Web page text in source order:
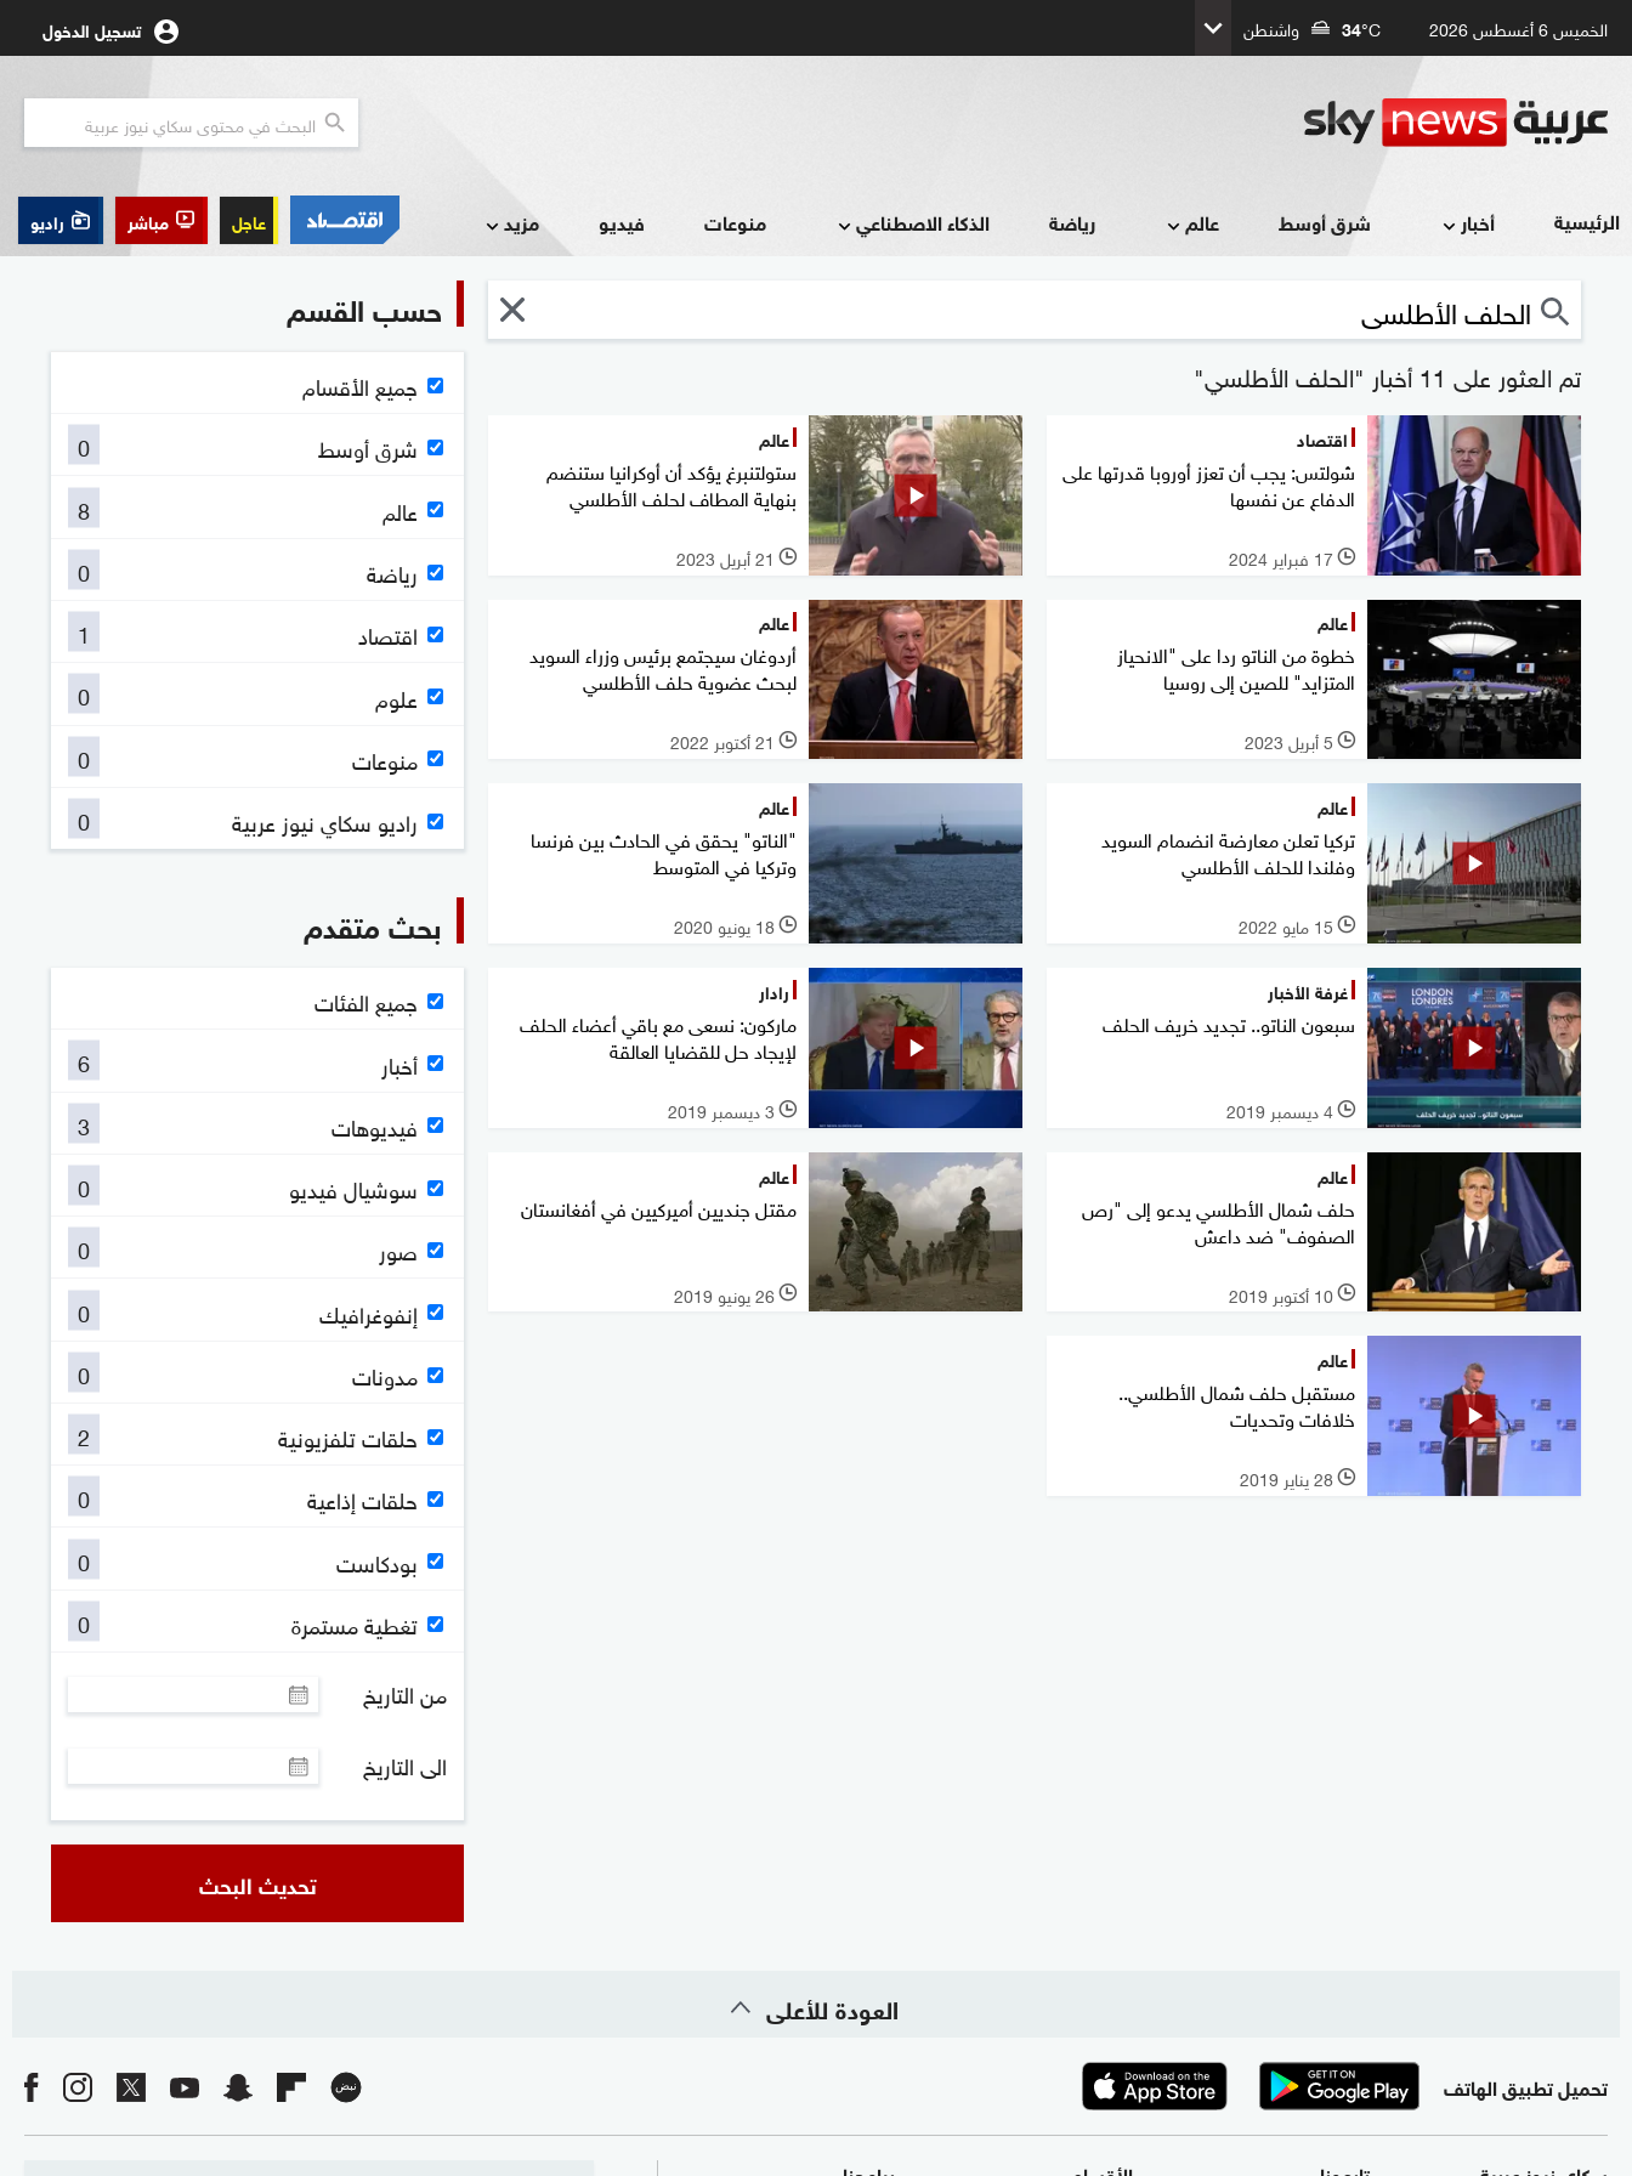
الخميس 6 أغسطس 2026 34°C واشنطن تسجيل الدخول
الرئيسية أخبار شرق أوسط عالم رياضة الذكاء الاصطناعي منوعات فيديو مزيد عاجل مباشر راديو
تم العثور على 11 أخبار "الحلف الأطلسي"
اقتصاد
شولتس: يجب أن تعزز أوروبا قدرتها على
الدفاع عن نفسها
l 17 فبراير 2024
عالم
ستولتنبرغ يؤكد أن أوكرانيا ستنضم
بنهاية المطاف لحلف الأطلسي
l 21 أبريل 2023
عالم
خطوة من الناتو ردا على "الانحياز
المتزايد" للصين إلى روسيا
l 5 أبريل 2023
عالم
أردوغان سيجتمع برئيس وزراء السويد
لبحث عضوية حلف الأطلسي
l 21 أكتوبر 2022
عالم
تركيا تعلن معارضة انضمام السويد
وفلندا للحلف الأطلسي
l 15 مايو 2022
عالم
"الناتو" يحقق في الحادث بين فرنسا
وتركيا في المتوسط
l 18 يونيو 2020
غرفة الأخبار
سبعون الناتو.. تجديد خريف الحلف
l 4 ديسمبر 2019
رادار
ماركون: نسعى مع باقي أعضاء الحلف
لإيجاد حل للقضايا العالقة
l 3 ديسمبر 2019
عالم
حلف شمال الأطلسي يدعو إلى "رص
الصفوف" ضد داعش
l 10 أكتوبر 2019
عالم
مقتل جنديين أميركيين في أفغانستان
l 26 يونيو 2019
عالم
مستقبل حلف شمال الأطلسي..
خلافات وتحديات
l 28 يناير 2019
حسب القسم
جميع الأقسام
شرق أوسط
0
عالم
8
رياضة
0
اقتصاد
1
علوم
0
منوعات
0
راديو سكاي نيوز عربية
0
بحث متقدم
جميع الفئات
أخبار
6
فيديوهات
3
سوشيال فيديو
0
صور
0
إنفوغرافيك
0
مدونات
0
حلقات تلفزيونية
2
حلقات إذاعية
0
بودكاست
0
تغطية مستمرة
0
من التاريخ
الى التاريخ
تحديث البحث
العودة للأعلى
تحميل تطبيق الهاتف